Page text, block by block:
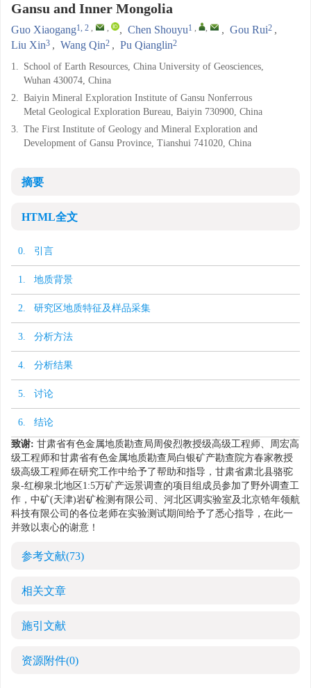
Gansu and Inner Mongolia
Guo Xiaogang1, 2 , , , Chen Shouyu1 , , , Gou Rui2 ,
Liu Xin3 , Wang Qin2 , Pu Qianglin2
1. School of Earth Resources, China University of Geosciences,
Wuhan 430074, China
2. Baiyin Mineral Exploration Institute of Gansu Nonferrous
Metal Geological Exploration Bureau, Baiyin 730900, China
3. The First Institute of Geology and Mineral Exploration and
Development of Gansu Province, Tianshui 741020, China
摘要
HTML全文
0. 引言
1. 地质背景
2. 研究区地质特征及样品采集
3. 分析方法
4. 分析结果
5. 讨论
6. 结论
致谢: 甘肃省有色金属地质勘查局周俊烈教授级高级工程师、周宏高
级工程师和甘肃省有色金属地质勘查局白银矿产勘查院方春家教授
级高级工程师在研究工作中给予了帮助和指导，甘肃省肃北县骆驼
泉-红柳泉北地区1:5万矿产远景调查的项目组成员参加了野外调查工
作，中矿(天津)岩矿检测有限公司、河北区调实验室及北京锆年领航
科技有限公司的各位老师在实验测试期间给予了悉心指导，在此一
并致以衷心的谢意！
参考文献(73)
相关文章
施引文献
资源附件(0)